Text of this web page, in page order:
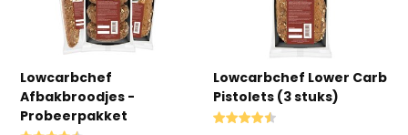
Lowcarbchef
Afbakbroodjes -
Probeerpakket
Lowcarbchef Lower Carb
Pistolets (3 stuks)